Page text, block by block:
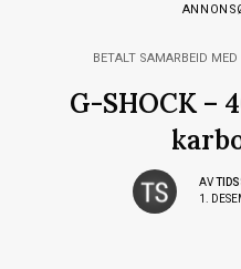
BETALT SAMARBEID MED
G-SHOCK –
AV
1.